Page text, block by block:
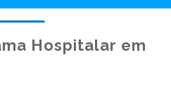
Hospitalar em